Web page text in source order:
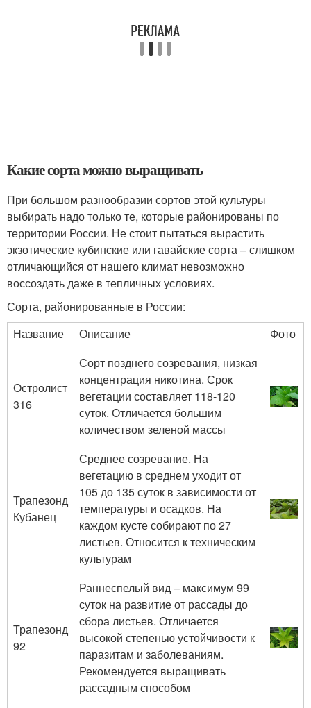
Какие сорта можно выращивать
При большом разнообразии сортов этой культуры
выбирать надо только те, которые районированы по
территории России. Не стоит пытаться вырастить
экзотические кубинские или гавайские сорта – слишком
отличающийся от нашего климат невозможно
воссоздать даже в тепличных условиях.
Сорта, районированные в России:
Название
Описание Фото
Остролист
316
Сорт позднего созревания, низкая
концентрация никотина. Срок
вегетации составляет 118-120
суток. Отличается большим
количеством зеленой массы
Трапезонд
Кубанец
Среднее созревание. На
вегетацию в среднем уходит от
105 до 135 суток в зависимости от
температуры и осадков. На
каждом кусте собирают по 27
листьев. Относится к техническим
культурам
Трапезонд
92
Раннеспелый вид – максимум 99
суток на развитие от рассады до
сбора листьев. Отличается
высокой степенью устойчивости к
паразитам и заболеваниям.
Рекомендуется выращивать
рассадным способом